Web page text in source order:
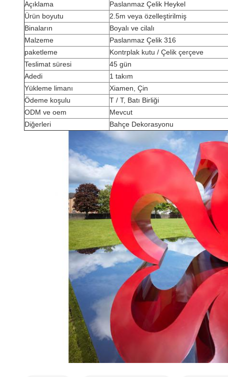
Açıklama
Paslanmaz Çelik Heykel
Ürün boyutu
2.5m veya özelleştirilmiş
Binaların
Boyalı ve cilalı
Malzeme
Paslanmaz Çelik 316
paketleme
Kontrplak kutu / Çelik çerçeve
Teslimat süresi
45 gün
Adedi
1 takım
Yükleme limanı
Xiamen, Çin
Ödeme koşulu
T / T, Batı Birliği
ODM ve oem
Mevcut
Diğerleri
Bahçe Dekorasyonu